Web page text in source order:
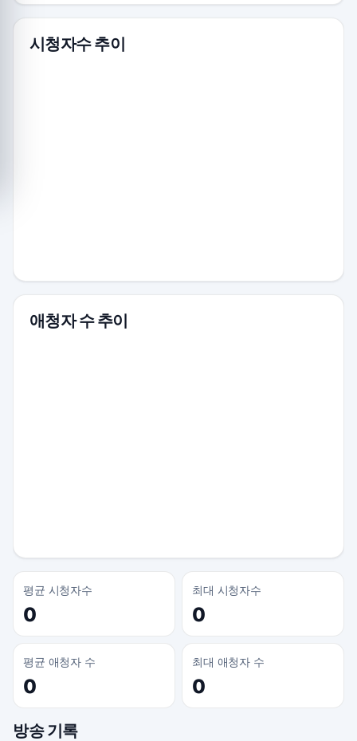
시청자수 추이
애청자 수 추이
평균 시청자수
0
최대 시청자수
0
평균 애청자 수
0
최대 애청자 수
0
방송 기록